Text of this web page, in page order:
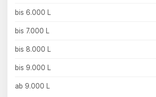
bis 6.000 L
bis 7.000 L
bis 8.000 L
bis 9.000 L
ab 9.000 L